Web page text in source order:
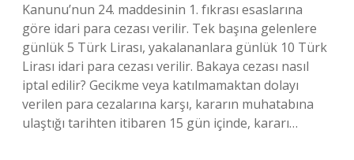
Kanunu’nun 24. maddesinin 1. fıkrası esaslarına
göre idari para cezası verilir. Tek başına gelenlere
günlük 5 Türk Lirası, yakalananlara günlük 10 Türk
Lirası idari para cezası verilir. Bakaya cezası nasıl
iptal edilir? Gecikme veya katılmamaktan dolayı
verilen para cezalarına karşı, kararın muhatabına
ulaştığı tarihten itibaren 15 gün içinde, kararı…